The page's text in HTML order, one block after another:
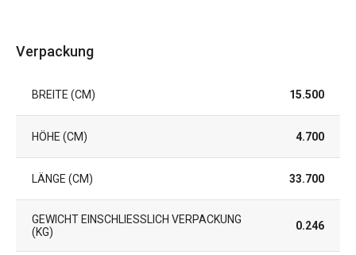
Verpackung
BREITE (CM) 15.500
HÖHE (CM) 4.700
LÄNGE (CM) 33.700
GEWICHT EINSCHLIESSLICH VERPACKUNG (
KG)
0.246